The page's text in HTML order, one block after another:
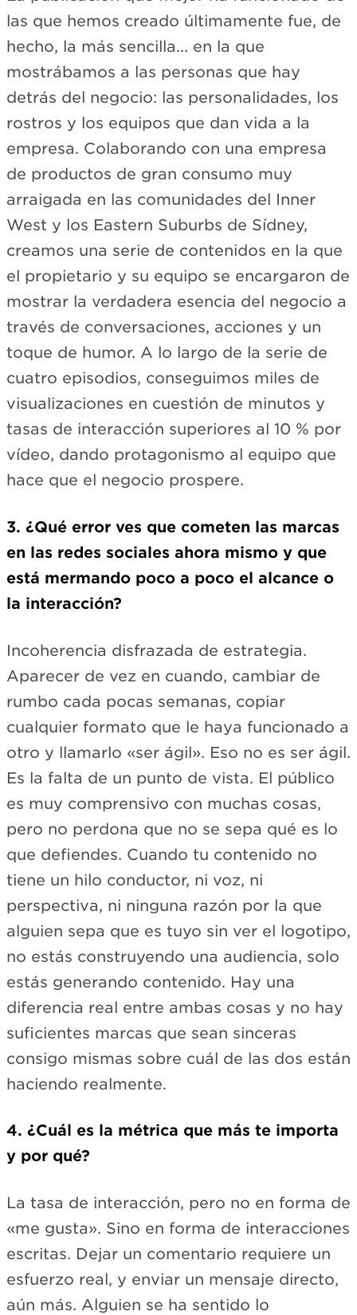
las que hemos creado últimamente fue, de
hecho, la más sencilla... en la que
mostrábamos a las personas que hay
detrás del negocio: las personalidades, los
rostros y los equipos que dan vida a la
empresa. Colaborando con una empresa
de productos de gran consumo muy
arraigada en las comunidades del Inner
West y los Eastern Suburbs de Sídney,
creamos una serie de contenidos en la que
el propietario y su equipo se encargaron de
mostrar la verdadera esencia del negocio a
través de conversaciones, acciones y un
toque de humor. A lo largo de la serie de
cuatro episodios, conseguimos miles de
visualizaciones en cuestión de minutos y
tasas de interacción superiores al 10 % por
vídeo, dando protagonismo al equipo que
hace que el negocio prospere.
3. ¿Qué error ves que cometen las marcas
en las redes sociales ahora mismo y que
está mermando poco a poco el alcance o
la interacción?
Incoherencia disfrazada de estrategia.
Aparecer de vez en cuando, cambiar de
rumbo cada pocas semanas, copiar
cualquier formato que le haya funcionado a
otro y llamarlo «ser ágil». Eso no es ser ágil.
Es la falta de un punto de vista. El público
es muy comprensivo con muchas cosas,
pero no perdona que no se sepa qué es lo
que defiendes. Cuando tu contenido no
tiene un hilo conductor, ni voz, ni
perspectiva, ni ninguna razón por la que
alguien sepa que es tuyo sin ver el logotipo,
no estás construyendo una audiencia, solo
estás generando contenido. Hay una
diferencia real entre ambas cosas y no hay
suficientes marcas que sean sinceras
consigo mismas sobre cuál de las dos están
haciendo realmente.
4. ¿Cuál es la métrica que más te importa
y por qué?
La tasa de interacción, pero no en forma de
«me gusta». Sino en forma de interacciones
escritas. Dejar un comentario requiere un
esfuerzo real, y enviar un mensaje directo,
aún más. Alguien se ha sentido lo